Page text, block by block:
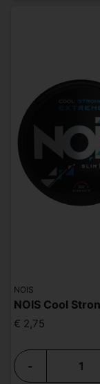
NOIS
€ 2,75
-